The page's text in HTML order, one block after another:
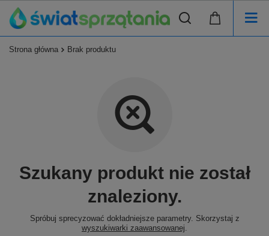
Strona główna Brak produktu
Szukany produkt nie został
znaleziony.
Spróbuj sprecyzować dokładniejsze parametry. Skorzystaj z
wyszukiwarki zaawansowanej.